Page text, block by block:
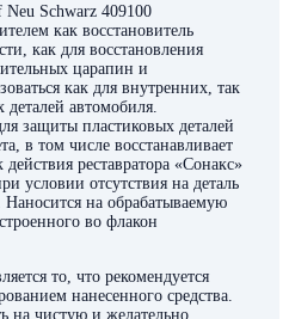
Schwarz 409100
как восстановитель
как для восстановления
царапин и
как для внутренних, так
автомобиля.
защиты пластиковых деталей
в том числе восстанавливает
реставратора «Сонакс»
условии отсутствия на деталь
на обрабатываемую
во флакон
то, что рекомендуется
нанесенного средства.
на чистую и желательно